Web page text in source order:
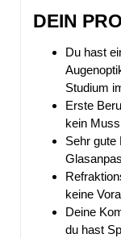
DEIN
Du hast
Studium
Erste
kein
Sehr gute
keine
Deine
du hast